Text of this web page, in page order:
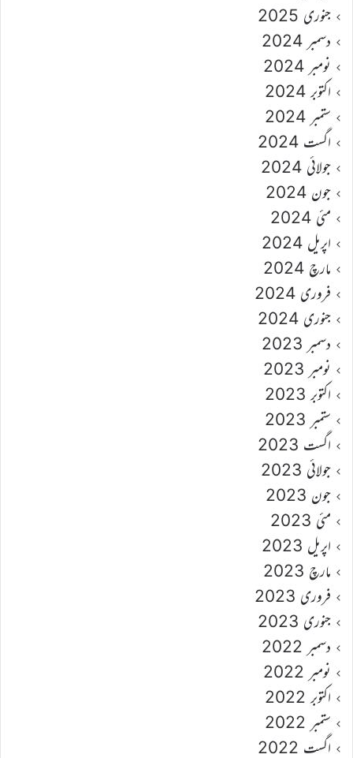
جنوری 2025
دسمبر 2024
نومبر 2024
اکتوبر 2024
ستمبر 2024
اگست 2024
جولائی 2024
جون 2024
مئی 2024
اپریل 2024
مارچ 2024
فروری 2024
جنوری 2024
دسمبر 2023
نومبر 2023
اکتوبر 2023
ستمبر 2023
اگست 2023
جولائی 2023
جون 2023
مئی 2023
اپریل 2023
مارچ 2023
فروری 2023
جنوری 2023
دسمبر 2022
نومبر 2022
اکتوبر 2022
ستمبر 2022
اگست 2022